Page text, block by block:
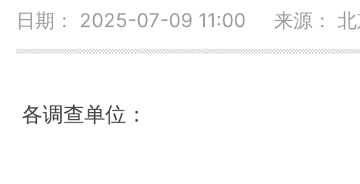
日期： 2025-07-09 11:00 来源： 北
各调查单位：